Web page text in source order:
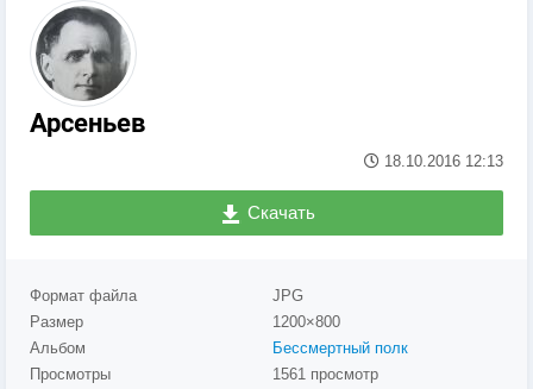
Арсеньев
18.10.2016 12:13
Скачать
Формат файла
JPG
Размер
1200×800
Альбом
Бессмертный полк
Просмотры
1561 просмотр